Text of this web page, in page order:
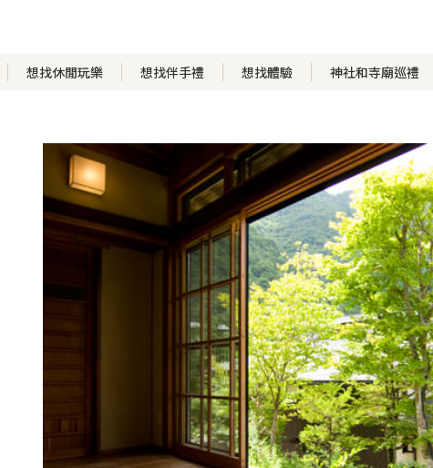
想找休閒玩樂 想找伴手禮 想找體驗 神社和寺廟巡禮